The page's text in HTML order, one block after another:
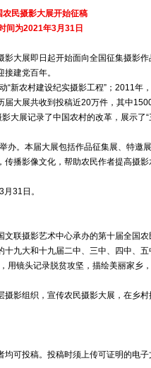
农民摄影大展开始征稿
间为2021年3月31日
大展即日起开始面向全国征集摄影
建党百年。
新农村建设纪实摄影工程”；2011年
届大展共收到投稿近20万件，其中
大展记录了中国农村的改革，展示了
。本届大展包括作品征集展、特邀
播影像文化，帮助农民作者提高摄
31日。
联摄影艺术中心承办的第十届全国
九大和十九届二中、三中、四中、五
用镜头记录脱贫攻坚，描绘美丽家乡
影组织，宣传农民摄影大展，在乡
可投稿。投稿时须上传可证明的电子